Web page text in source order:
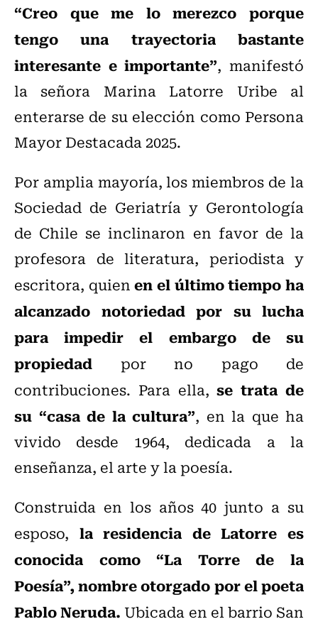
“Creo que me lo merezco porque
tengo una trayectoria bastante
interesante e importante”, manifestó
la señora Marina Latorre Uribe al
enterarse de su elección como Persona
Mayor Destacada 2025.
Por amplia mayoría, los miembros de la
Sociedad de Geriatría y Gerontología
de Chile se inclinaron en favor de la
profesora de literatura, periodista y
escritora, quienen el último tiempo ha
alcanzado notoriedad por su lucha
para impedir el embargo de su
propiedad por no pago de
contribuciones. Para ella,se trata de
su “casa de la cultura”, en la que ha
vivido desde 1964, dedicada a la
enseñanza, el arte y la poesía.
Construida en los años 40 junto a su
esposo, la residencia de Latorre es
conocida como “La Torre de la
Poesía”, nombre otorgado por el poeta
Pablo Neruda. Ubicada en el barrio San